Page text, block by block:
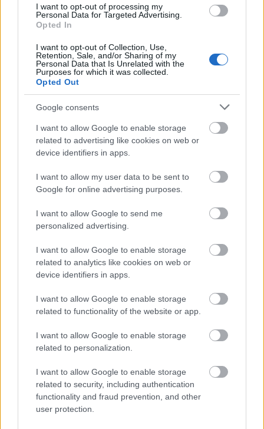
I want to opt-out of processing my
Personal Data for Targeted Advertising.
Opted In
I want to opt-out of Collection, Use,
Retention, Sale, and/or Sharing of my
Personal Data that Is Unrelated with the
Purposes for which it was collected.
Opted Out
Google consents
I want to allow Google to enable storage
related to advertising like cookies on web or
device identifiers in apps.
I want to allow my user data to be sent to
Google for online advertising purposes.
I want to allow Google to send me
personalized advertising.
I want to allow Google to enable storage
related to analytics like cookies on web or
device identifiers in apps.
I want to allow Google to enable storage
related to functionality of the website or app.
I want to allow Google to enable storage
related to personalization.
I want to allow Google to enable storage
related to security, including authentication
functionality and fraud prevention, and other
user protection.
párválasztásnál fontosabb szempontjai is lesznek,
mint egyszerű testi vágya. Hogy a másikat mennyire
kigyúrt felsőtestén múlik.
Hogy a demiszexuálisok szexuális kisebbséget
jelentenek, az gyakorlatilag annak a beismerésével
és elfogadásával egyenlő, hogy a többségi
pedig ez tényleg így van, akkor ez sok borzasztó
párkapcsolatot eredményez, mert hosszú távon
nem a másik felsőteste határozza majd meg, hogy
boldogok leszünk-e, hanem az, amire a
milyen ember, például mennyire érzékeny, mennyire
intelligens, mennyire képviseli azt az értékrendszert,
amit mi, és mennyire képes minket szeretni.
Beismerem, hogy a Tinder és az egyéb párkereső
applikációk világában nehéz belsővé tenni ezt a
szűrőjén át nézzük és filterezzük opcionális
partnereinket, pontosan ugyanúgy, ahogy a
belátnunk, hogy ez inkább ránk erőltetett kényszer,
mintsem a valós igényünk, és az emberek nagy
részének ezek a platformok több kínlódást és